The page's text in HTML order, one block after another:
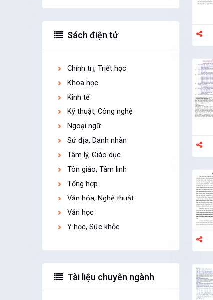
Sách điện tử
Chính trị, Triết học
Khoa học
Kinh tế
Kỹ thuật, Công nghệ
Ngoại ngữ
Sử địa, Danh nhân
Tâm lý, Giáo dục
Tôn giáo, Tâm linh
Tổng hợp
Văn hóa, Nghệ thuật
Văn học
Y học, Sức khỏe
Tài liệu chuyên ngành